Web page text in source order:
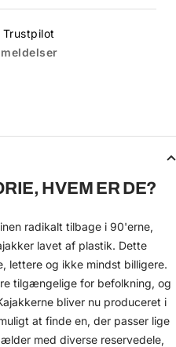
HVEM ER DE?
radikalt tilbage i 90'erne,
lavet af plastik. Dette
lettere og ikke mindst billigere.
tilgængelige for befolkning, og
bliver nu produceret i
at finde en, der passer lige
med diverse reservedele,